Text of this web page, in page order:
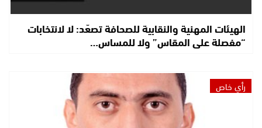
الهيئات المهنية والنقابية للصحافة تصعّد: لا لانتخابات
“مفصلة على المقاس” ولا للمساس…
رأي خاص